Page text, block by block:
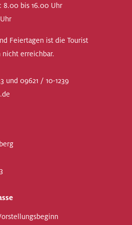
8.00 bis 16.00 Uhr
Feiertagen ist die Tourist
erreichbar.
und 09621 / 10-1239